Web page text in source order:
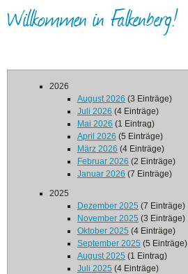
Willkommen in Falkenberg!
2026
August 2026 (3 Einträge)
Juli 2026 (4 Einträge)
Mai 2026 (1 Eintrag)
April 2026 (5 Einträge)
März 2026 (4 Einträge)
Februar 2026 (2 Einträge)
Januar 2026 (7 Einträge)
2025
Dezember 2025 (7 Einträge)
November 2025 (3 Einträge)
Oktober 2025 (4 Einträge)
September 2025 (5 Einträge)
August 2025 (1 Eintrag)
Juli 2025 (4 Einträge)